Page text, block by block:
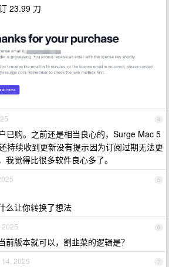
23.99 刀
4
已购。之前还是相当良心的，Surge Mac 5
持续收到更新没有提示因为订阅过期无法更
我觉得比很多软件良心多了。
5
么让你转换了想法
6
前版本就可以，割韭菜的逻辑是？
7
2025